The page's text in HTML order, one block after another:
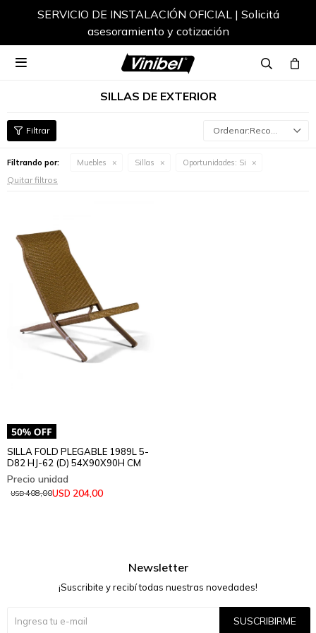
SERVICIO DE INSTALACIÓN OFICIAL | Solicitá
asesoramiento y cotización

SILLAS DE EXTERIOR
Recomendados
Filtrando por: Muebles Sillas Oportunidades: Si
Quitar filtros
SILLA FOLD PLEGABLE 1989L 5-
D82 HJ-62 (D) 54X90X90H CM
USD 204,00
USD408,00
Newsletter
¡Suscribite y recibí todas nuestras novedades!
SUSCRIBIRME